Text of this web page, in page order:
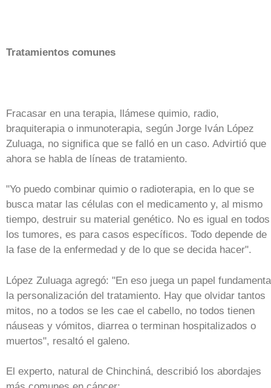
Tratamientos comunes
Fracasar en una terapia, llámese quimio, radio,
braquiterapia o inmunoterapia, según Jorge Iván López
Zuluaga, no significa que se falló en un caso. Advirtió que
ahora se habla de líneas de tratamiento.
"Yo puedo combinar quimio o radioterapia, en lo que se
busca matar las células con el medicamento y, al mismo
tiempo, destruir su material genético. No es igual en todos
los tumores, es para casos específicos. Todo depende de
la fase de la enfermedad y de lo que se decida hacer".
López Zuluaga agregó: "En eso juega un papel
la personalización del tratamiento. Hay que olvidar tantos
mitos, no a todos se les cae el cabello, no todos tienen
náuseas y vómitos, diarrea o terminan hospitalizados o
muertos", resaltó el galeno.
El experto, natural de Chinchiná, describió los abordajes